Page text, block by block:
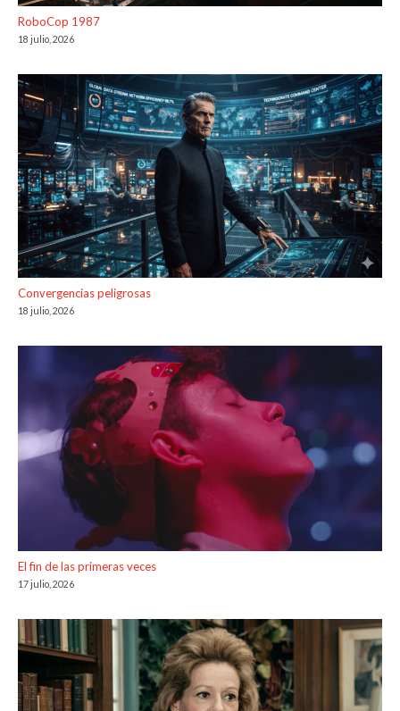
RoboCop 1987
18 julio, 2026
Convergencias peligrosas
18 julio, 2026
El fin de las primeras veces
17 julio, 2026